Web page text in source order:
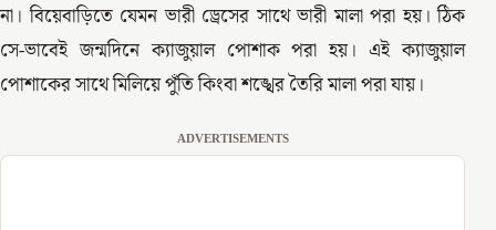
না। বিয়েবাড়িতে যেমন ভারী ড্রেসের সাথে ভারী মালা পরা হয়। ঠিক
সে-ভাবেই জন্মদিনে ক্যাজুয়াল পোশাক পরা হয়। এই ক্যাজুয়াল
পোশাকের সাথে মিলিয়ে পুঁতি কিংবা শঙ্খের তৈরি মালা পরা যায়।
ADVERTISEMENTS